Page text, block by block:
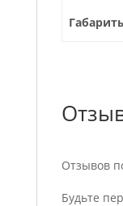
Отзывов
Будьте